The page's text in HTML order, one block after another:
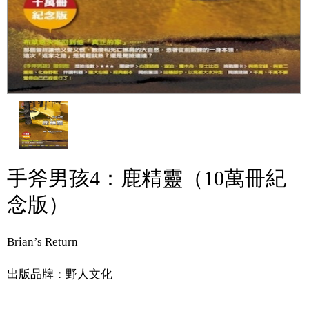
手斧男孩4：鹿精靈（10萬冊紀
念版）
Brian’s Return
出版品牌：野人文化